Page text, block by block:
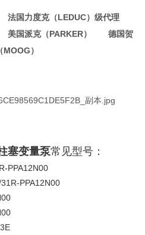
国力度克（LEDUC）级代理
国派克（PARKER） 德国贺
）
塞变量泵常见型号：
PPA12N00
PPA12N00